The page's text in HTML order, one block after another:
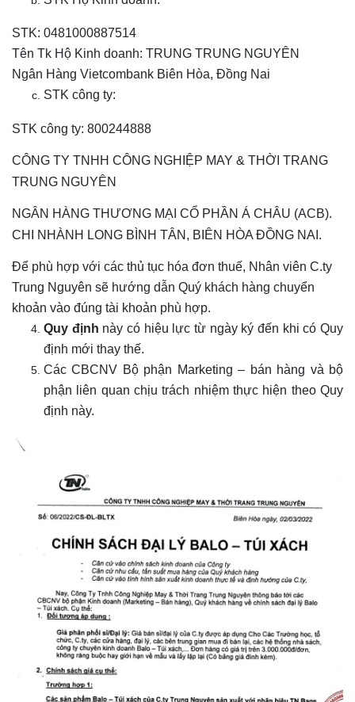
STK: 0481000887514
Tên Tk Hộ Kinh doanh: TRUNG TRUNG NGUYÊN
Ngân Hàng Vietcombank Biên Hòa, Đồng Nai
STK công ty:
STK công ty: 800244888
CÔNG TY TNHH CÔNG NGHIỆP MAY & THỜI TRANG
TRUNG NGUYÊN
NGÂN HÀNG THƯƠNG MẠI CỔ PHẦN Á CHÂU (ACB).
CHI NHÀNH LONG BÌNH TÂN, BIÊN HÒA ĐỒNG NAI.
Để phù hợp với các thủ tục hóa đơn thuế, Nhân viên C.ty
Trung Nguyên sẽ hướng dẫn Quý khách hàng chuyển
khoản vào đúng tài khoản phù hợp.
Quy định này có hiệu lực từ ngày ký đến khi có Quy
định mới thay thế.
Các CBCNV Bộ phận Marketing – bán hàng và bộ
phận liên quan chịu trách nhiệm thực hiện theo Quy
định này.